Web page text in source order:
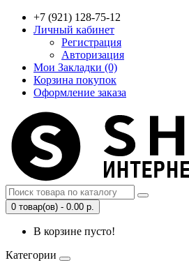
+7 (921) 128-75-12
Личный кабинет
Регистрация
Авторизация
Мои Закладки (0)
Корзина покупок
Оформление заказа
0 товар(ов) - 0.00 р.
В корзине пусто!
Категории